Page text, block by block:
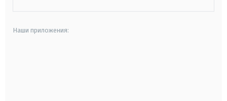
Наши приложения: